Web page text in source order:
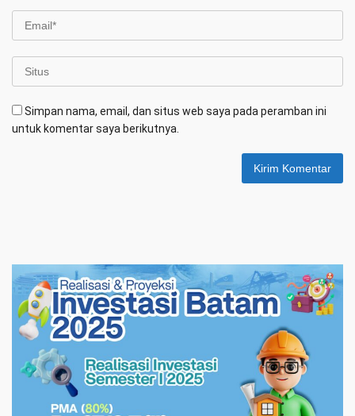
Simpan nama, email, dan situs web saya pada peramban ini
untuk komentar saya berikutnya.